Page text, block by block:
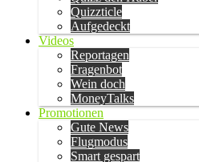
Quizzticle
Aufgedeckt
Videos
Reportagen
Fragenbot
Wein doch
MoneyTalks
Promotionen
Gute News
Flugmodus
Smart gespart